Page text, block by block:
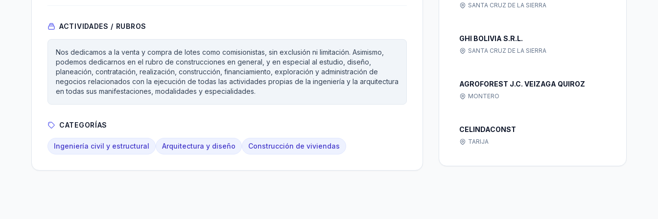
ACTIVIDADES / RUBROS
Nos dedicamos a la venta y compra de lotes como comisionistas, sin exclusión ni limitación. Asimismo,
podemos dedicarnos en el rubro de construcciones en general, y en especial al estudio, diseño,
planeación, contratación, realización, construcción, financiamiento, exploración y administración de
negocios relacionados con la ejecución de todas las actividades propias de la ingeniería y la arquitectura
en todas sus manifestaciones, modalidades y especialidades.
CATEGORÍAS
Ingeniería civil y estructural Arquitectura y diseño Construcción de viviendas
SANTA CRUZ DE LA SIERRA
GHI BOLIVIA S.R.L.
SANTA CRUZ DE LA SIERRA
AGROFOREST J.C. VEIZAGA QUIROZ
MONTERO
CELINDACONST
TARIJA